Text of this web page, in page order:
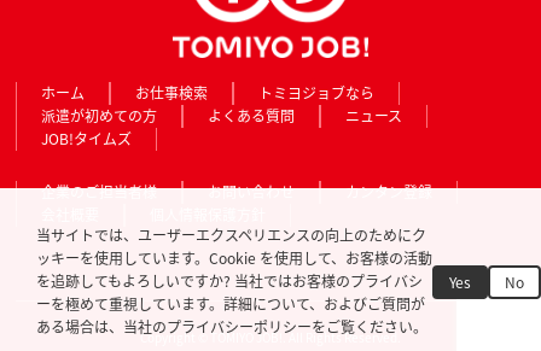
ホーム お仕事検索
トミヨジョブなら
派遣が初めての方
よくある質問
ニュース
JOB!タイムズ
企業のご担当者様 お問い合わせ
カンタン登録
Copyright © TOMIYO JOB!. All Rights Reserved.
当サイトでは、ユーザーエクスペリエンスの向上のためにク
ッキーを使用しています。Cookie を使用して、お客様の活動
を追跡してもよろしいですか? 当社ではお客様のプライバシ
ーを極めて重視しています。詳細について、およびご質問が
ある場合は、当社のプライバシーポリシーをご覧ください。
Yes No